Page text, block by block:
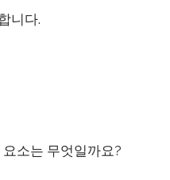
니다.
소는 무엇일까요?